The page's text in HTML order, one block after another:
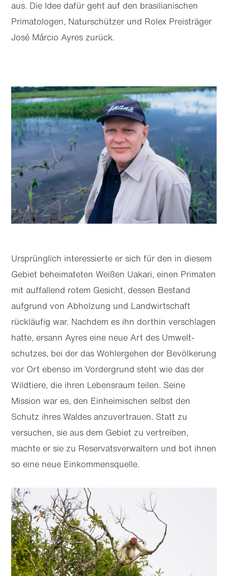
aus. Die Idee dafür geht auf den brasilianischen
Primatologen, Naturschützer und Rolex Preisträger
José Márcio Ayres zurück.
Ursprünglich interessierte er sich für den in diesem
Gebiet beheimateten Weißen Uakari, einen Primaten
mit auffallend rotem Gesicht, dessen Bestand
aufgrund von Abholzung und Landwirtschaft
rückläufig war. Nachdem es ihn dorthin verschlagen
hatte, ersann Ayres eine neue Art des Umwelt­
schutzes, bei der das Wohlergehen der Bevölkerung
vor Ort ebenso im Vordergrund steht wie das der
Wildtiere, die ihren Lebensraum teilen. Seine
Mission war es, den Einheimischen selbst den
Schutz ihres Waldes anzuvertrauen. Statt zu
versuchen, sie aus dem Gebiet zu vertreiben,
machte er sie zu Reservats­verwaltern und bot ihnen
so eine neue Einkommensquelle.